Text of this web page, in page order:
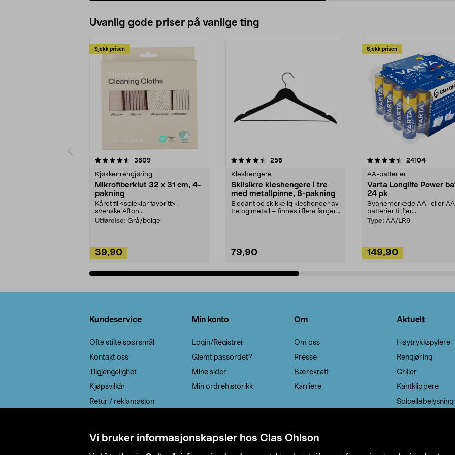
Vi bruker informasjonskapsler hos Clas Ohlson
Uvanlig gode priser på vanlige ting
Sjekk prisen
3809anmeldelser
Kjøkkenrengjøring
Mikrofiberklut 32 x 31 cm, 4-
pakning
Kåret til «soleklar favoritt» i
svenske Afton...
Utførelse: Grå/beige
39,90
4.5av 5 stjerner 256anmeldelser
Kleshengere
Sklisikre kleshengere i tre
med metallpinne, 8-pakning
Elegant og skikkelig kleshenger av
tre og metall – finnes i flere farger.
79,90
Sjekk prisen
4.5av 5 stjerner 24104
AA-batterier
Varta Longlife Power
24 pk
Svanemerkede AA- eller
batterier til fjer...
Type: AA/LR6
149,90
4.5av 5 stjerner
Kundeservice
Ofte stilte spørsmål
Kontakt oss
Tilgjengelighet
Kjøpsvilkår
Retur / reklamasjon
Min konto
Login/Registrer
Glemt passordet?
Mine sider
Min ordrehistorikk
Om
Om oss
Presse
Bærekraft
Karriere
Aktuelt
Høytrykkspylere
Rengjøring
Griller
Kantklippere
Solcellebelysning